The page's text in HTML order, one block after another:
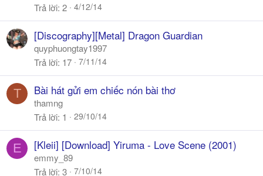
Trả lời 2 4/12/14
[Discography][Metal] Dragon Guardian
quyphuongtay1997
Trả lời 17 7/11/14
T Bài hát gửi em chiếc nón bài thơ
thamng
Trả lời 1 29/10/14
E [Kleii] [Download] Yiruma - Love Scene (2001)
emmy_89
Trả lời 3 7/10/14